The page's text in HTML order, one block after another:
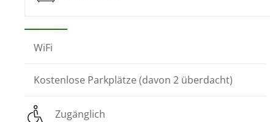
WiFi
Kostenlose Parkplätze (davon 2 überdacht)
Zugänglich